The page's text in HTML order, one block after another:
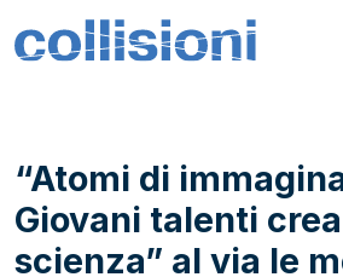
Salta al contenuto
Navigazione principale
“Atomi di
Giovani talenti
scienza” al via le